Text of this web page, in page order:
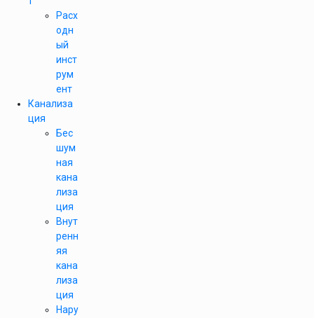
Расх
одн
ый
инст
рум
ент
Канализа
ция
Бес
шум
ная
кана
лиза
ция
Внут
ренн
яя
кана
лиза
ция
Нару